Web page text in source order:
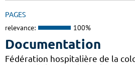
PAGES
relevance: 100%
Documentation
Fédération hospitalière de la